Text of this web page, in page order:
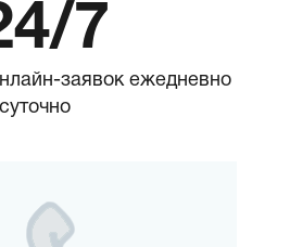
7
заявок ежедневно